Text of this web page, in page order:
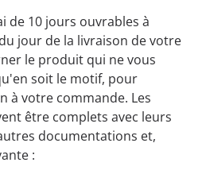
de 10 jours ouvrables à
jour de la livraison de votre
le produit qui ne vous
soit le motif, pour
à votre commande. Les
être complets avec leurs
documentations et,
: